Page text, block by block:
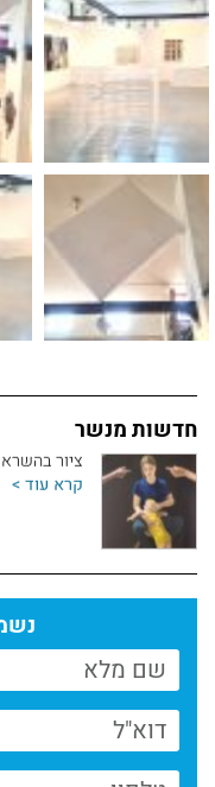
חדשות מנשר
תערוכת
קרא עוד >
תערוכת
קרא עוד >
ביקורות
קרא עוד >
ציור
קרא עוד >
קרא עוד >
ספרי
לקולנוע